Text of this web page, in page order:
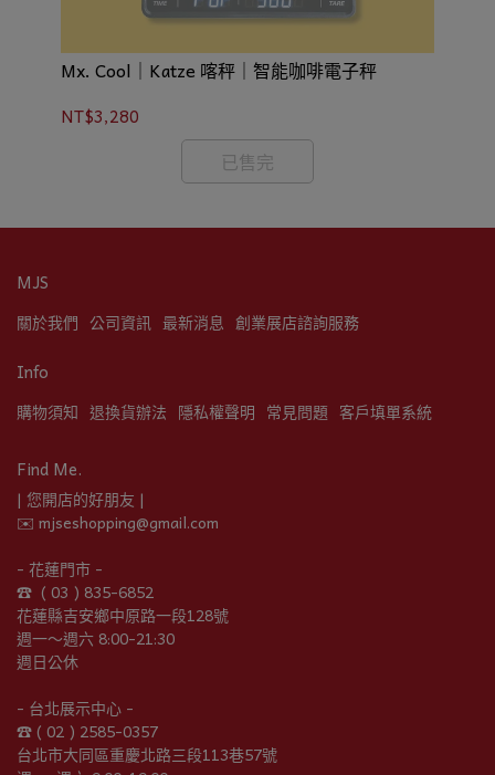
Mx. Cool｜Katze 喀秤｜智能咖啡電子秤
NT$3,280
已售完
MJS
關於我們 公司資訊 最新消息 創業展店諮詢服務
Info
購物須知 退換貨辦法 隱私權聲明 常見問題 客戶填單系統
Find Me.
| 您開店的好朋友 |
✉️ mjseshopping@gmail.com
- 花蓮門市 -
☎︎  ( 03 ) 835-6852
花蓮縣吉安鄉中原路一段128號
週一～週六 8:00-21:30
週日公休
- 台北展示中心 -
☎︎ ( 02 ) 2585-0357
台北市大同區重慶北路三段113巷57號